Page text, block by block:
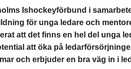
Ishockeyförbund i
för unga ledare och
att det finns en hel del unga
att öka på
och erbjuder en bra väg in i